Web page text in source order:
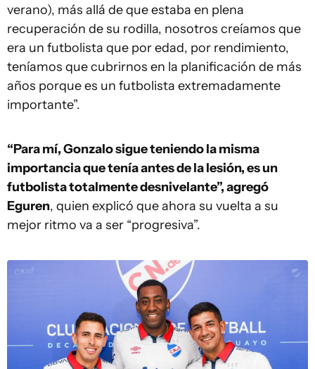
verano), más allá de que estaba en plena
recuperación de su rodilla, nosotros creíamos que
era un futbolista que por edad, por rendimiento,
teníamos que cubrirnos en la planificación de más
años porque es un futbolista extremadamente
importante”.
“Para mí, Gonzalo sigue teniendo la misma
importancia que tenía antes de la lesión, es un
futbolista totalmente desnivelante”, agregó
Eguren, quien explicó que ahora su vuelta a su
mejor ritmo va a ser “progresiva”.